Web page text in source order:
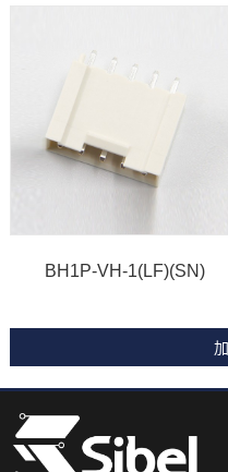
BH1P-VH-1(LF)(SN)